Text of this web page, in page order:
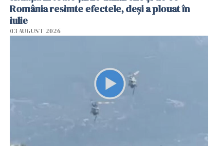
România resimte efectele, deși a plouat în
iulie
03 AUGUST 2026